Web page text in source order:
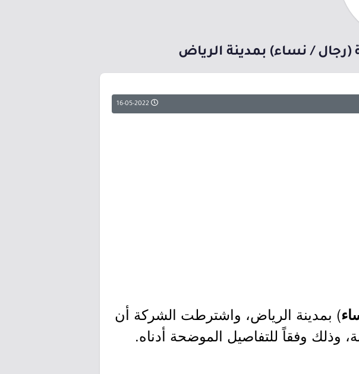
) بمدينة الرياض، واشترطت الشركة أن
وذلك وفقاً للتفاصيل الموضحة أدناه.